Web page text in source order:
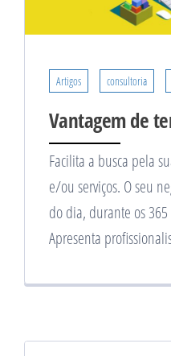
Artigos consultoria
Vantagem de
Facilita a busca pela
e/ou serviços. O seu
do dia, durante os
Apresenta